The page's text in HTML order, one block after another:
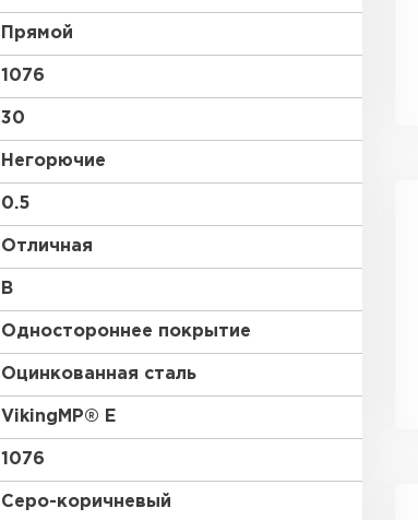
Прямой
1076
30
Негорючие
0.5
Отличная
B
Одностороннее покрытие
Оцинкованная сталь
VikingMP® E
1076
Серо-коричневый